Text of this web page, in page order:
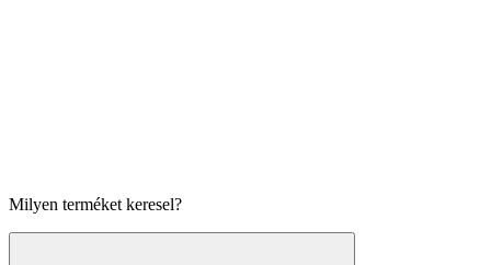
Milyen terméket keresel?